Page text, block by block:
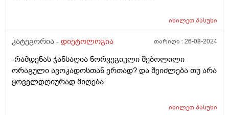
იხილეთპასუხი
კატეგორია - დიეტოლოგია თარიღი :26-08-2024
-რამდენას ჯანსაღია ნორვეგიული შებოლილი
ორაგული ავოკადოსთან ერთად? და შეიძლება თუ არა
ყოველდღიურად მიღება
იხილეთპასუხი